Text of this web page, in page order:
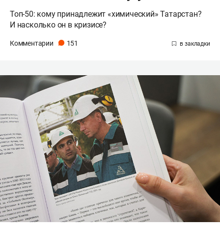
Топ-50: кому принадлежит «химический» Татарстан?
И насколько он в кризисе?
Комментарии 151